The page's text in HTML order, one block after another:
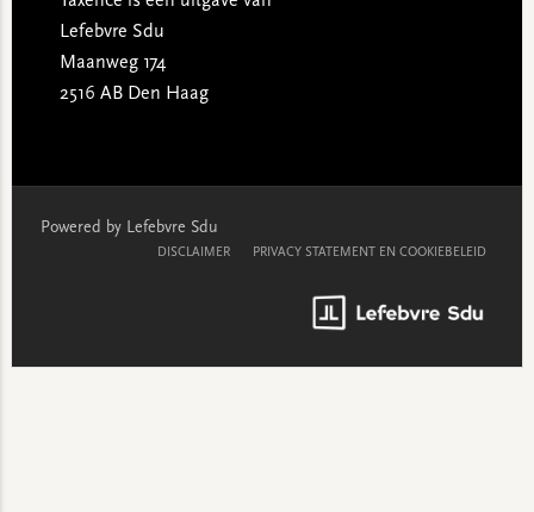
Lefebvre Sdu
Maanweg 174
2516 AB Den Haag
Powered by Lefebvre Sdu
DISCLAIMER PRIVACY STATEMENT EN COOKIEBELEID